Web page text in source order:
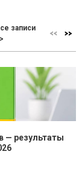
записи
— результаты